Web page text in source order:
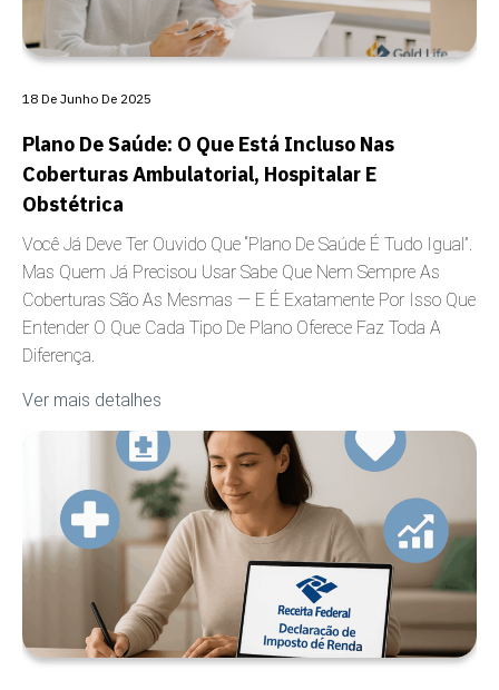
Plano De Saúde: O Que Está Incluso Nas
Coberturas Ambulatorial, Hospitalar E
Obstétrica
Você Já Deve Ter Ouvido Que “plano De Saúde É Tudo Igual”.
Mas Quem Já Precisou Usar Sabe Que Nem Sempre As
Coberturas São As Mesmas — E É Exatamente Por Isso Que
Entender O Que Cada Tipo De Plano Oferece Faz Toda A
Diferença.
Ver mais detalhes
18 De Junho De 2025